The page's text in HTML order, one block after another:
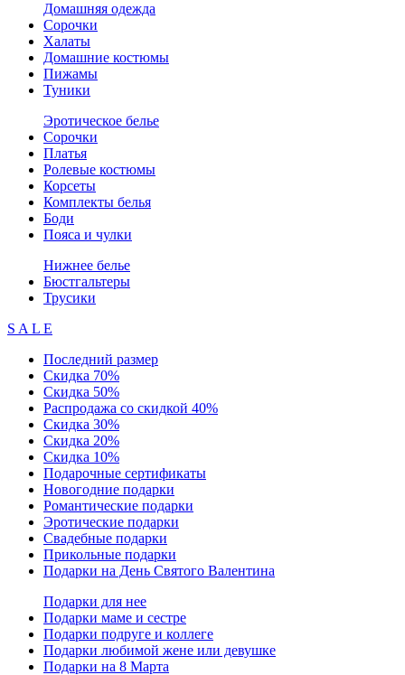
Домашняя одежда
Сорочки
Халаты
Домашние костюмы
Пижамы
Туники
Эротическое белье
Сорочки
Платья
Ролевые костюмы
Корсеты
Комплекты белья
Боди
Пояса и чулки
Нижнее белье
Бюстгальтеры
Трусики
S A L E
Последний размер
Скидка 70%
Скидка 50%
Распродажа со скидкой 40%
Скидка 30%
Скидка 20%
Скидка 10%
Подарочные сертификаты
Новогодние подарки
Романтические подарки
Эротические подарки
Свадебные подарки
Прикольные подарки
Подарки на День Святого Валентина
Подарки для нее
Подарки маме и сестре
Подарки подруге и коллеге
Подарки любимой жене или девушке
Подарки на 8 Марта